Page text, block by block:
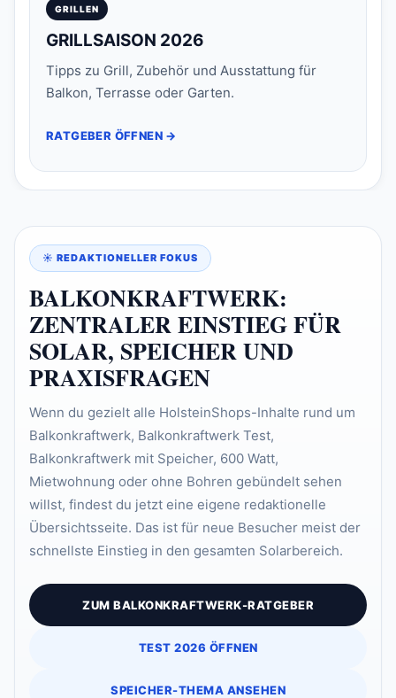
GRILLEN
GRILLSAISON 2026
Tipps zu Grill, Zubehör und Ausstattung für
Balkon, Terrasse oder Garten.
RATGEBER ÖFFNEN →
☀️ REDAKTIONELLER FOKUS
BALKONKRAFTWERK:
ZENTRALER EINSTIEG FÜR
SOLAR, SPEICHER UND
PRAXISFRAGEN
Wenn du gezielt alle HolsteinShops-Inhalte rund um
Balkonkraftwerk, Balkonkraftwerk Test,
Balkonkraftwerk mit Speicher, 600 Watt,
Mietwohnung oder ohne Bohren gebündelt sehen
willst, findest du jetzt eine eigene redaktionelle
Übersichtsseite. Das ist für neue Besucher meist der
schnellste Einstieg in den gesamten Solarbereich.
ZUM BALKONKRAFTWERK-RATGEBER
TEST 2026 ÖFFNEN
SPEICHER-THEMA ANSEHEN